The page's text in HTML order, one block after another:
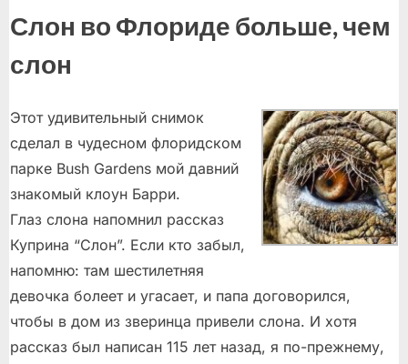
Слон во Флориде больше, чем
слон
Этот удивительный снимок
сделал в чудесном флоридском
парке Bush Gardens мой давний
знакомый клоун Барри.
Глаз слона напомнил рассказ
Куприна “Слон”. Если кто забыл,
напомню: там шестилетняя
девочка болеет и угасает, и папа договорился,
чтобы в дом из зверинца привели слона. И хотя
рассказ был написан 115 лет назад, я по-прежнему,